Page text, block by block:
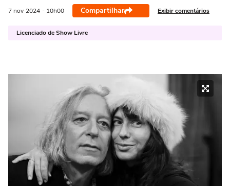
7 nov 2024 - 10h00 Compartilhar Exibir comentários
Licenciado de Show Livre